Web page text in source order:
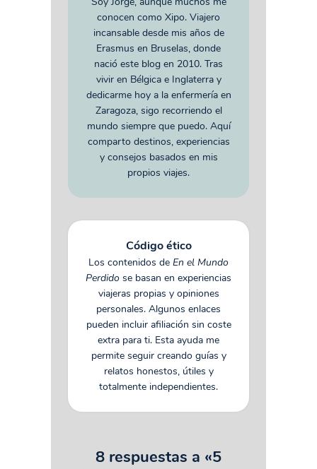
conocen como Xipo. Viajero
incansable desde mis años de
Erasmus en Bruselas, donde
nació este blog en 2010. Tras
vivir en Bélgica e Inglaterra y
dedicarme hoy a la enfermería en
Zaragoza, sigo recorriendo el
mundo siempre que puedo. Aquí
comparto destinos, experiencias
y consejos basados en mis
propios viajes.
Código ético
Los contenidos de En el Mundo
Perdido se basan en experiencias
viajeras propias y opiniones
personales. Algunos enlaces
pueden incluir afiliación sin coste
extra para ti. Esta ayuda me
permite seguir creando guías y
relatos honestos, útiles y
totalmente independientes.
8 respuestas a «5